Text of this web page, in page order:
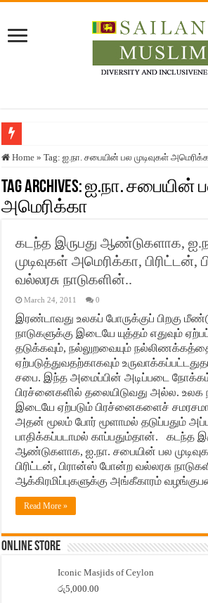
Who stopped the Quran translation?
Trick or Treat – a Muslim Guide to the Experts
“Oddamavadi” – Reveals Sri Lankan Muslims’
Exploitation Of Desperate Hajj Pilgrims By Some
Home » Tag:ஐ.நா. சபையின் பல முடிவுகள்
Tag Archives:ஐ.நா. சபையின்
அமெரிக்கா
கடந்த இருபது ஆண்டுகளாக,
முடிவுகள் அமெரிக்கா,
வல்லரசு நாடுகளின்..
March 24, 2011 0
இரண்டாவது உலகப் போருக்குப் பிறகு
நாடுகளுக்கு இடையே யுத்தம் எதுவும்
தடுக்கவும், நல்லுறவையும்
ஏற்படுத்துவதற்காகவும்
சபை. இந்த அமைப்பின் அடிப்படை நோக்கம்
பிரச்னைகளில் தலையிடுவது அல்ல. உலக
இடையே ஏற்படும் பிரச்னைகளைச்
அதன் மூலம் போர் மூளாமல் தடுப்பதும்
பாதிக்கப்படாமல் காப்பதும்தான். கடந்த
ஆண்டுகளாக, ஐ.நா. சபையின் பல
பிரிட்டன், பிரான்ஸ் போன்ற வல்லரசு
ஆக்கிரமிப்புகளுக்கு அங்கீகாரம்
Read More »
Online Store
Iconic Masjids of Ceylon
රු5,000.00